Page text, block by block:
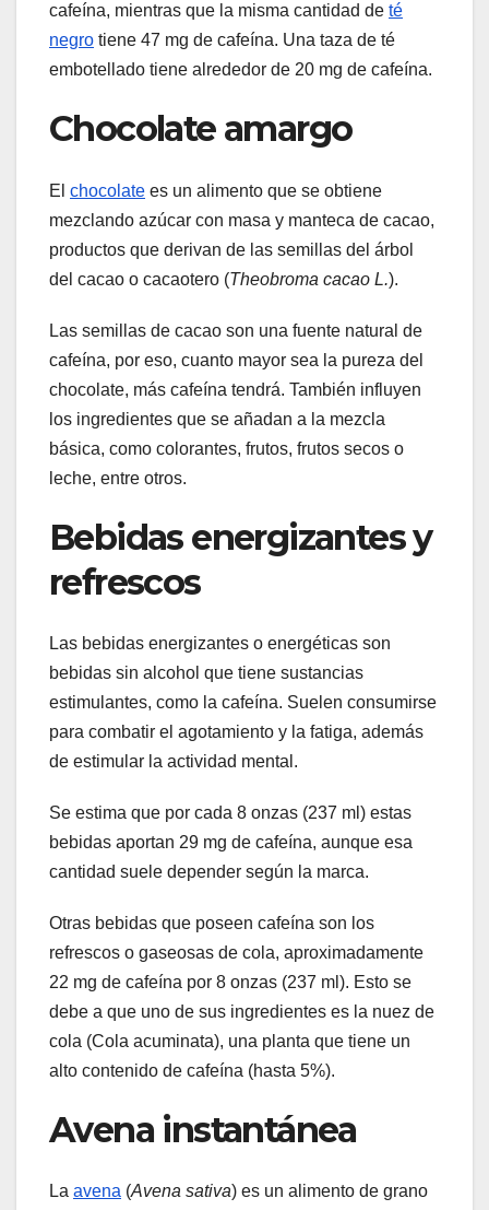
cafeína, mientras que la misma cantidad de té
negro tiene 47 mg de cafeína. Una taza de té
embotellado tiene alrededor de 20 mg de cafeína.
Chocolate amargo
El chocolate es un alimento que se obtiene
mezclando azúcar con masa y manteca de cacao,
productos que derivan de las semillas del árbol
del cacao o cacaotero (Theobroma cacao L.).
Las semillas de cacao son una fuente natural de
cafeína, por eso, cuanto mayor sea la pureza del
chocolate, más cafeína tendrá. También influyen
los ingredientes que se añadan a la mezcla
básica, como colorantes, frutos, frutos secos o
leche, entre otros.
Bebidas energizantes y
refrescos
Las bebidas energizantes o energéticas son
bebidas sin alcohol que tiene sustancias
estimulantes, como la cafeína. Suelen consumirse
para combatir el agotamiento y la fatiga, además
de estimular la actividad mental.
Se estima que por cada 8 onzas (237 ml) estas
bebidas aportan 29 mg de cafeína, aunque esa
cantidad suele depender según la marca.
Otras bebidas que poseen cafeína son los
refrescos o gaseosas de cola, aproximadamente
22 mg de cafeína por 8 onzas (237 ml). Esto se
debe a que uno de sus ingredientes es la nuez de
cola (Cola acuminata), una planta que tiene un
alto contenido de cafeína (hasta 5%).
Avena instantánea
La avena (Avena sativa) es un alimento de grano